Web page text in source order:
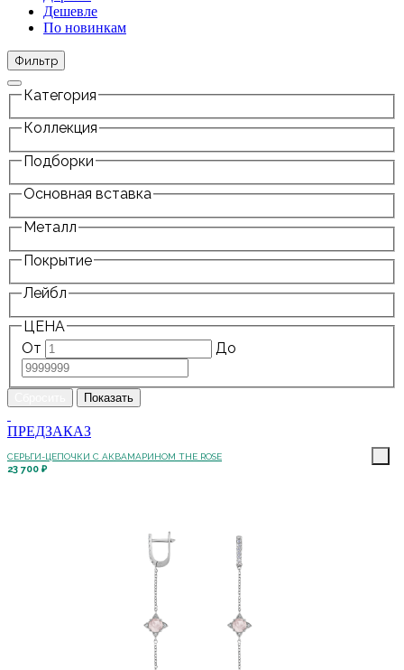
Дешевле
По новинкам
Фильтр
Категория
Коллекция
Подборки
Основная вставка
Металл
Покрытие
Лейбл
ЦЕНА
От
До
ПРЕДЗАКАЗ
СЕРЬГИ-ЦЕПОЧКИ С АКВАМАРИНОМ THE ROSE
23 700 ₽